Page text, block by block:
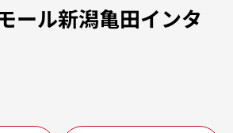
ール新潟亀田インタ